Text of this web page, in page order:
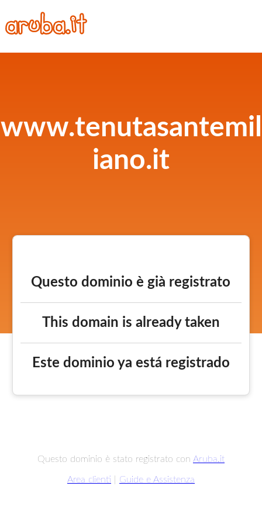
www.tenutasantemil
iano.it
Questo dominio è già registrato
This domain is already taken
Este dominio ya está registrado
Questo dominio è stato registrato con Aruba.it
Area clienti Guide e Assistenza